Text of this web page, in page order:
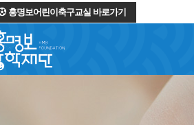
홍명보어린이축구교실 바로가기